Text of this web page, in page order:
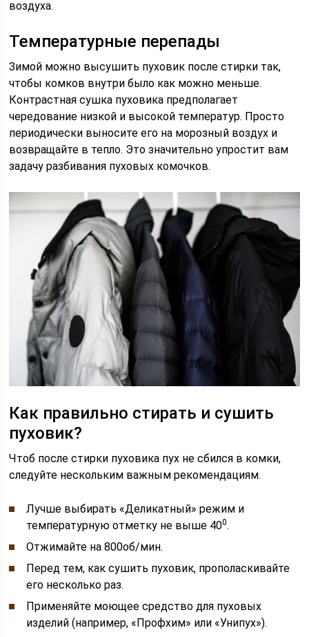
воздуха.
Температурные перепады
Зимой можно высушить пуховик после стирки так,
чтобы комков внутри было как можно меньше.
Контрастная сушка пуховика предполагает
чередование низкой и высокой температур. Просто
периодически выносите его на морозный воздух и
возвращайте в тепло. Это значительно упростит вам
задачу разбивания пуховых комочков.
Как правильно стирать и сушить
пуховик?
Чтоб после стирки пуховика пух не сбился в комки,
следуйте нескольким важным рекомендациям.
Лучше выбирать «Деликатный» режим и
температурную отметку не выше 400.
Отжимайте на 800об/мин.
Перед тем, как сушить пуховик, прополаскивайте
его несколько раз.
Применяйте моющее средство для пуховых
изделий (например, «Профхим» или «Унипух»).